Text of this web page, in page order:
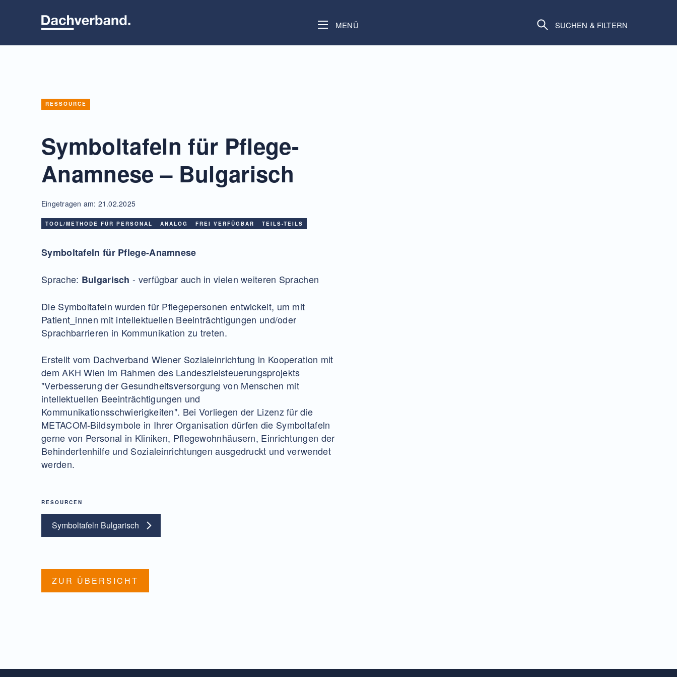
MENÜ SUCHEN & FILTERN
RESSOURCE
Symboltafeln für Pflege-
Anamnese – Bulgarisch
Eingetragen am: 21.02.2025
TOOL/METHODE FÜR PERSONAL ANALOG FREI VERFÜGBAR TEILS-TEILS
Symboltafeln für Pflege-Anamnese
Sprache: Bulgarisch - verfügbar auch in vielen weiteren Sprachen
Die Symboltafeln wurden für Pflegepersonen entwickelt, um mit
Patient_innen mit intellektuellen Beeinträchtigungen und/oder
Sprachbarrieren in Kommunikation zu treten.
Erstellt vom Dachverband Wiener Sozialeinrichtung in Kooperation mit
dem AKH Wien im Rahmen des Landeszielsteuerungsprojekts
"Verbesserung der Gesundheitsversorgung von Menschen mit
intellektuellen Beeinträchtigungen und
Kommunikationsschwierigkeiten". Bei Vorliegen der Lizenz für die
METACOM-Bildsymbole in Ihrer Organisation dürfen die Symboltafeln
gerne von Personal in Kliniken, Pflegewohnhäusern, Einrichtungen der
Behindertenhilfe und Sozialeinrichtungen ausgedruckt und verwendet
werden.
RESOURCEN
Symboltafeln Bulgarisch
ZUR ÜBERSICHT